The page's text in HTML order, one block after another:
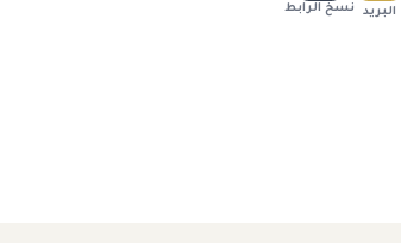
البريد نسخ الرابط